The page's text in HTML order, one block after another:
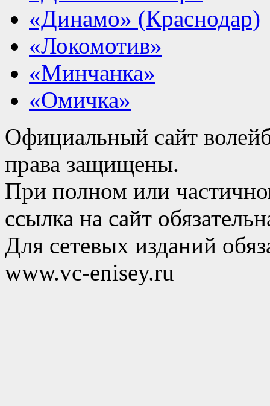
«Динамо» (Краснодар)
«Локомотив»
«Минчанка»
«Омичка»
Официальный сайт
права защищены.
При полном или
ссылка на сайт
Для сетевых изданий
www.vc-enisey.ru